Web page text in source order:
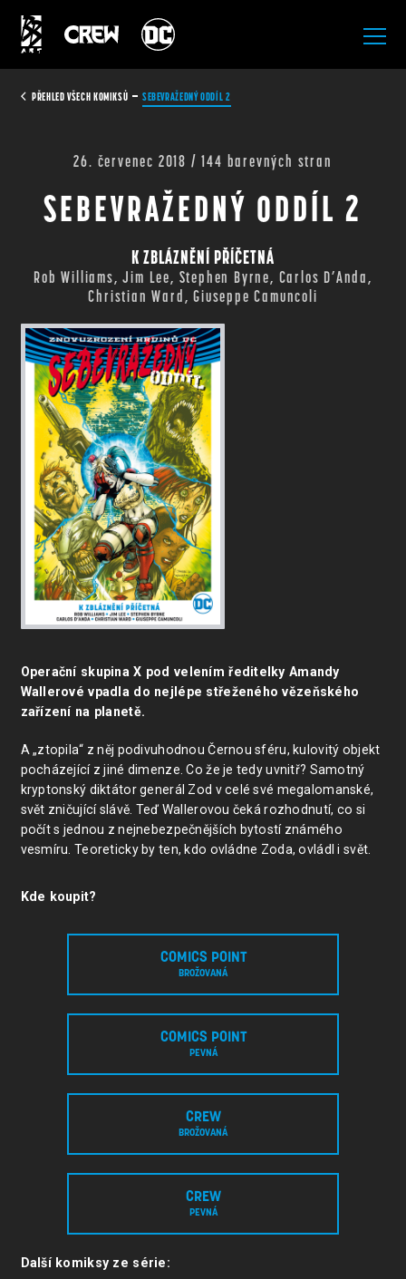
PŘEHLED VŠECH KOMIKSŮ SEBEVRAŽEDNÝ ODDÍL 2
26. červenec 2018 / 144 barevných stran
SEBEVRAŽEDNÝ ODDÍL 2
K ZBLÁZNĚNÍ PŘÍČETNÁ
Rob Williams, Jim Lee, Stephen Byrne, Carlos D’Anda,
Christian Ward, Giuseppe Camuncoli
Operační skupina X pod velením ředitelky Amandy
Wallerové vpadla do nejlépe střeženého vězeňského
zařízení na planetě.
A „ztopila“ z něj podivuhodnou Černou sféru, kulovitý objekt
pocházející z jiné dimenze. Co že je tedy uvnitř? Samotný
kryptonský diktátor generál Zod v celé své megalomanské,
svět zničující slávě. Teď Wallerovou čeká rozhodnutí, co si
počít s jednou z nejnebezpečnějších bytostí známého
vesmíru. Teoreticky by ten, kdo ovládne Zoda, ovládl i svět.
Kde koupit?
COMICS POINT
BROŽOVANÁ
COMICS POINT
PEVNÁ
CREW
BROŽOVANÁ
CREW
PEVNÁ
Další komiksy ze série: